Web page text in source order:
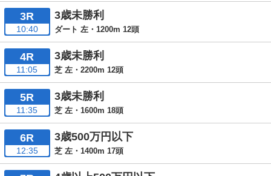
3R
10:40
3歳未勝利
ダート 左・1200m 12頭
4R
11:05
3歳未勝利
芝 左・2200m 12頭
5R
11:35
3歳未勝利
芝 左・1600m 18頭
6R
12:35
3歳500万円以下
芝 左・1400m 17頭